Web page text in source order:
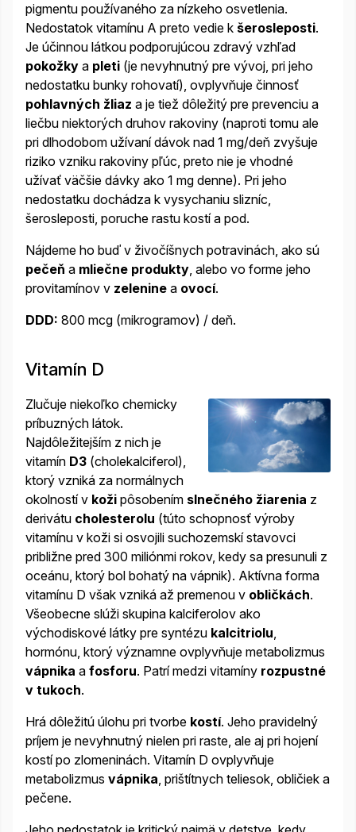
pigmentu používaného za nízkeho osvetlenia.
Nedostatok vitamínu A preto vedie k šerosleposti.
Je účinnou látkou podporujúcou zdravý vzhľad
pokožky a pleti (je nevyhnutný pre vývoj, pri jeho
nedostatku bunky rohovatí), ovplyvňuje činnosť
pohlavných žliaz a je tiež dôležitý pre prevenciu a
liečbu niektorých druhov rakoviny (naproti tomu ale
pri dlhodobom užívaní dávok nad 1 mg/deň zvyšuje
riziko vzniku rakoviny pľúc, preto nie je vhodné
užívať väčšie dávky ako 1 mg denne). Pri jeho
nedostatku dochádza k vysychaniu slizníc,
šerosleposti, poruche rastu kostí a pod.
Nájdeme ho buď v živočíšnych potravinách, ako sú
pečeň a mliečne produkty , alebo vo forme jeho
provitamínov v zelenine a ovocí.
DDD: 800 mcg (mikrogramov) / deň.
Vitamín D
Zlučuje niekoľko chemicky
príbuzných látok.
Najdôležitejším z nich je
vitamín D3 (cholekalciferol),
ktorý vzniká za normálnych
okolností v koži pôsobením slnečného žiarenia z
derivátu cholesterolu (túto schopnosť výroby
vitamínu v koži si osvojili suchozemskí stavovci
približne pred 300 miliónmi rokov, kedy sa presunuli z
oceánu, ktorý bol bohatý na vápnik). Aktívna forma
vitamínu D však vzniká až premenou v obličkách.
Všeobecne slúži skupina kalciferolov ako
východiskové látky pre syntézu kalcitriolu,
hormónu, ktorý významne ovplyvňuje metabolizmus
vápnika a fosforu. Patrí medzi vitamíny rozpustné
v tukoch.
Hrá dôležitú úlohu pri tvorbe kostí. Jeho pravidelný
príjem je nevyhnutný nielen pri raste, ale aj pri hojení
kostí po zlomeninách. Vitamín D ovplyvňuje
metabolizmus vápnika, prištítnych teliesok, obličiek a
pečene.